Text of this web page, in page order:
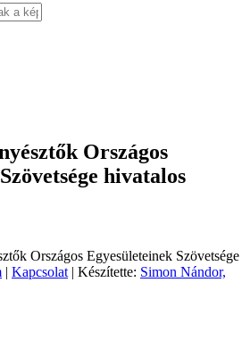
Országos
hivatalos
Országos Egyesületeinek Szövetsége
| Kapcsolat | Készítette: Simon Nándor,